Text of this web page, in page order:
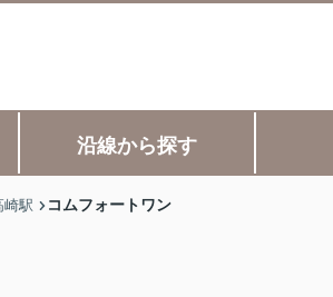
沿線から探す
崎駅 コムフォートワン